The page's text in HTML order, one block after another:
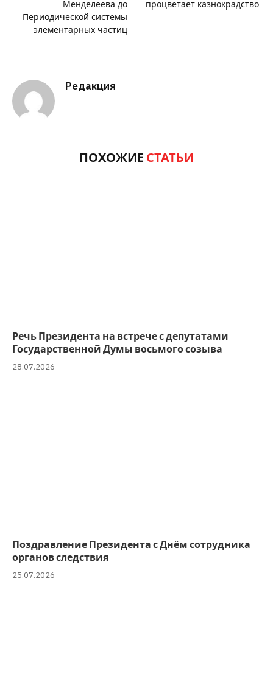
Менделеева до
Периодической системы
элементарных частиц
процветает казнокрадство
Редакция
ПОХОЖИЕ СТАТЬИ
Речь Президента на встрече с депутатами
Государственной Думы восьмого созыва
28.07.2026
Поздравление Президента с Днём сотрудника
органов следствия
25.07.2026